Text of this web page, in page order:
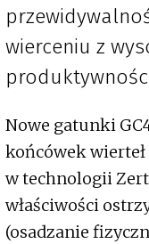
wierceniu z
Nowe gatunki
końcówek
w technologii
właściwości
(osadzanie